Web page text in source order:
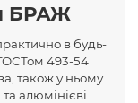
БРАЖ
в будь-
493-54
також у ньому
алюмінієві